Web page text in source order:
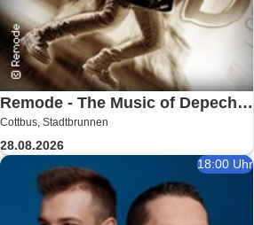
Remode - The Music of Depeche
Mode
Cottbus, Stadtbrunnen
28.08.2026
18:00 Uhr